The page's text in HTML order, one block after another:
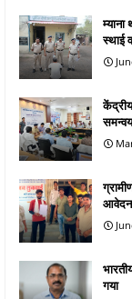
स्थाई
आवेदन
गया